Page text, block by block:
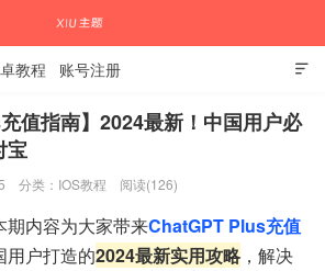
外APP下载注册教程

教程 账号注册
值指南】2024最新！中国用户必
宝
分类： IOS教程 阅读(126)
期内容为大家带来ChatGPT Plus充值
用户打造的2024最新实用攻略，解决